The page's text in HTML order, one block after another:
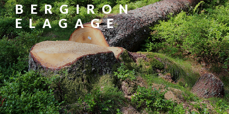
BERGIRON
ELAGAGE